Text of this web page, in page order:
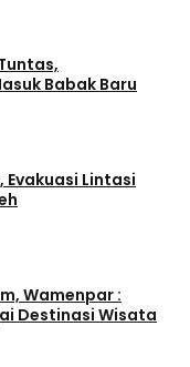
Babak Baru
Evakuasi Lintasi
Wamenpar :
Destinasi Wisata